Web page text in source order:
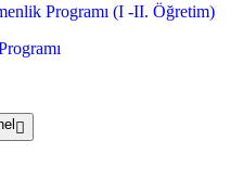
Programı (I -II. Öğretim)